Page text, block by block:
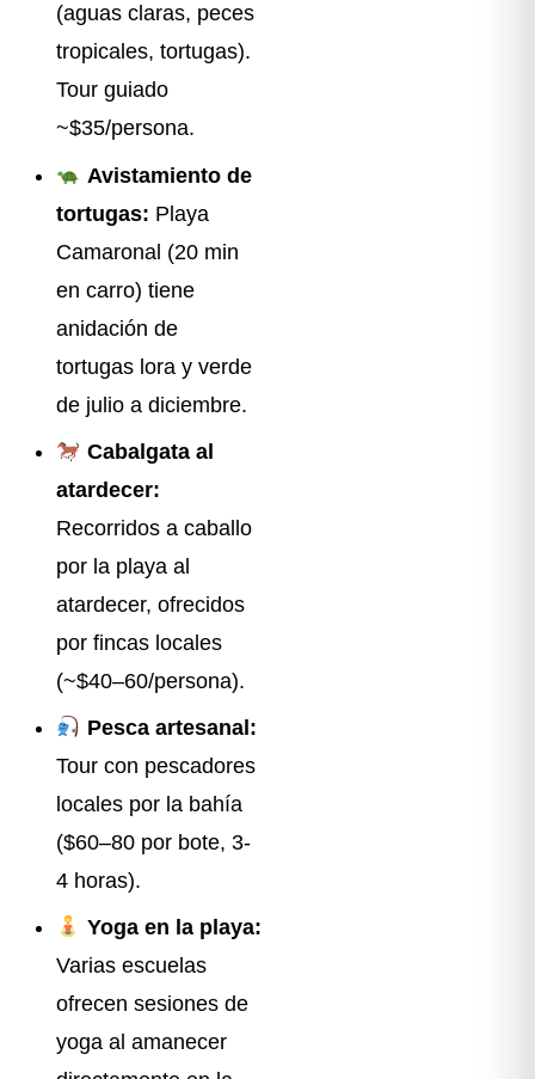
(aguas claras, peces
tropicales, tortugas).
Tour guiado
~$35/persona.
Avistamiento de
tortugas: Playa
Camaronal (20 min
en carro) tiene
anidación de
tortugas lora y verde
de julio a diciembre.
Cabalgata al
atardecer:
Recorridos a caballo
por la playa al
atardecer, ofrecidos
por fincas locales
(~$40–60/persona).
Pesca artesanal:
Tour con pescadores
locales por la bahía
($60–80 por bote, 3-
4 horas).
Yoga en la playa:
Varias escuelas
ofrecen sesiones de
yoga al amanecer